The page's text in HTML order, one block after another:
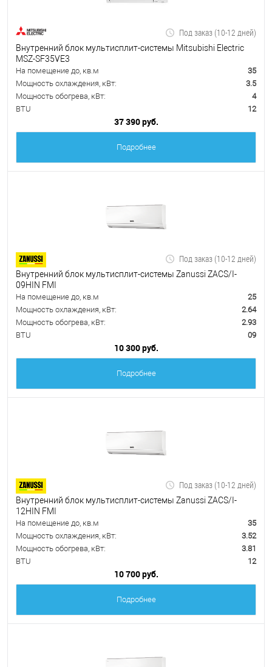
Под заказ (10-12 дней)
Внутренний блок мультисплит-системы Mitsubishi Electric
MSZ-SF35VE3
На помещение до, кв.м
35
Мощность охлаждения, кВт:
3.5
Мощность обогрева, кВт:
4
BTU
12
37 390 руб.
Подробнее
Под заказ (10-12 дней)
Внутренний блок мультисплит-системы Zanussi ZACS/I-
09HIN FMI
На помещение до, кв.м
25
Мощность охлаждения, кВт:
2.64
Мощность обогрева, кВт:
2.93
BTU
09
10 300 руб.
Подробнее
Под заказ (10-12 дней)
Внутренний блок мультисплит-системы Zanussi ZACS/I-
12HIN FMI
На помещение до, кв.м
35
Мощность охлаждения, кВт:
3.52
Мощность обогрева, кВт:
3.81
BTU
12
10 700 руб.
Подробнее